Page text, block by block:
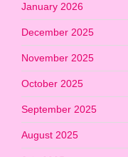
January 2026
December 2025
November 2025
October 2025
September 2025
August 2025